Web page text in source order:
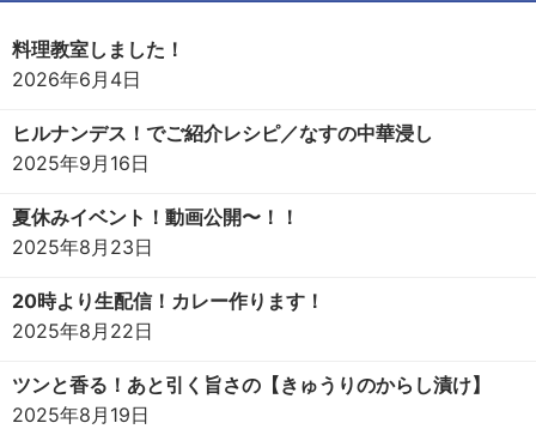
料理教室しました！
2026年6月4日
ヒルナンデス！でご紹介レシピ／なすの中華浸し
2025年9月16日
夏休みイベント！動画公開〜！！
2025年8月23日
20時より生配信！カレー作ります！
2025年8月22日
ツンと香る！あと引く旨さの【きゅうりのからし漬け】
2025年8月19日